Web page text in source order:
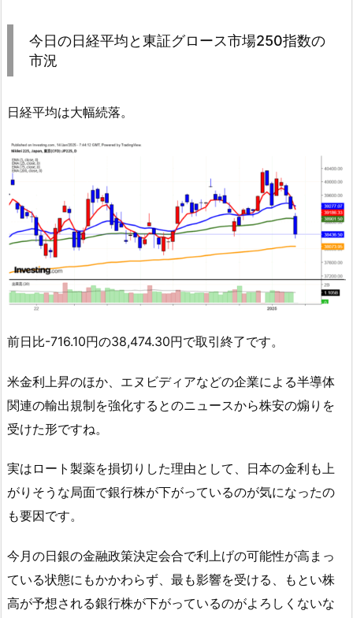
今日の日経平均と東証グロース市場250指数の
市況
日経平均は大幅続落。
前日比-716.10円の38,474.30円で取引終了です。
米金利上昇のほか、エヌビディアなどの企業による半導体
関連の輸出規制を強化するとのニュースから株安の煽りを
受けた形ですね。
実はロート製薬を損切りした理由として、日本の金利も上
がりそうな局面で銀行株が下がっているのが気になったの
も要因です。
今月の日銀の金融政策決定会合で利上げの可能性が高まっ
ている状態にもかかわらず、最も影響を受ける、もとい株
高が予想される銀行株が下がっているのがよろしくないな